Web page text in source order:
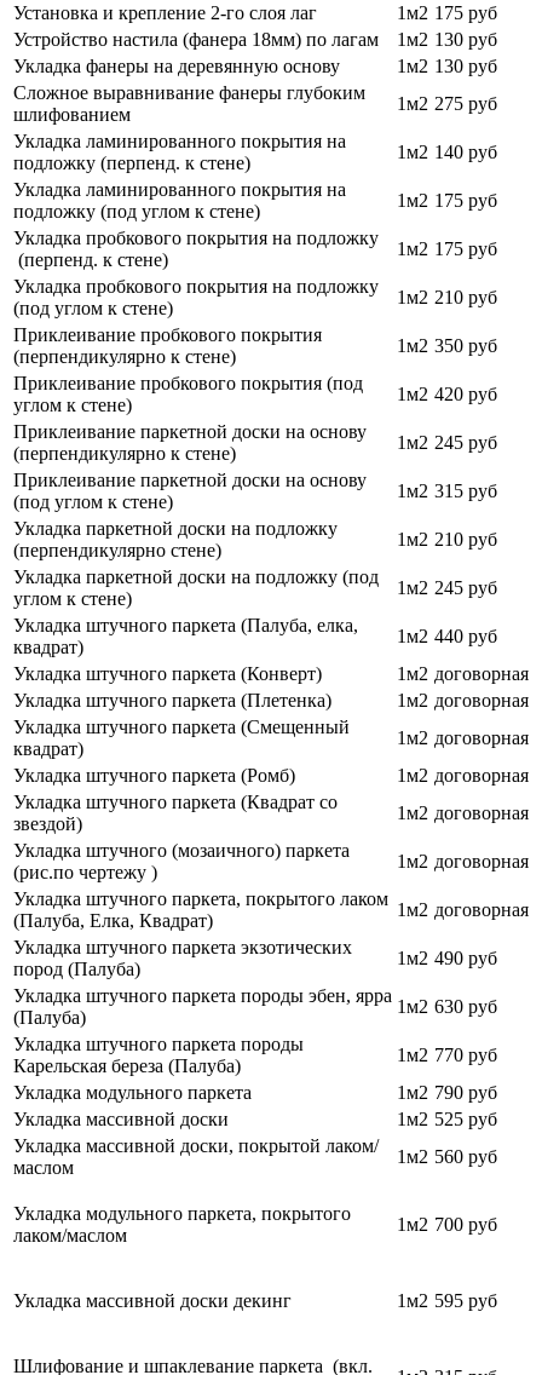
Установка и крепление 2-го слоя лаг
1м2 175 руб
Устройство настила (фанера 18мм) по лагам
1м2 130 руб
Укладка фанеры на деревянную основу
1м2 130 руб
Сложное выравнивание фанеры глубоким
шлифованием
1м2 275 руб
Укладка ламинированного покрытия на
подложку (перпенд. к стене)
1м2 140 руб
Укладка ламинированного покрытия на
подложку (под углом к стене)
1м2 175 руб
Укладка пробкового покрытия на подложку
(перпенд. к стене)
1м2 175 руб
Укладка пробкового покрытия на подложку
(под углом к стене)
1м2 210 руб
Приклеивание пробкового покрытия
(перпендикулярно к стене)
1м2 350 руб
Приклеивание пробкового покрытия (под
углом к стене)
1м2 420 руб
Приклеивание паркетной доски на основу
(перпендикулярно к стене)
1м2 245 руб
Приклеивание паркетной доски на основу
(под углом к стене)
1м2 315 руб
Укладка паркетной доски на подложку
(перпендикулярно стене)
1м2 210 руб
Укладка паркетной доски на подложку (под
углом к стене)
1м2 245 руб
Укладка штучного паркета (Палуба, елка,
квадрат)
1м2 440 руб
Укладка штучного паркета (Конверт)
1м2 договорная
Укладка штучного паркета (Плетенка)
1м2 договорная
Укладка штучного паркета (Смещенный
квадрат)
1м2 договорная
Укладка штучного паркета (Ромб)
1м2 договорная
Укладка штучного паркета (Квадрат со
звездой)
1м2 договорная
Укладка штучного (мозаичного) паркета
(рис.по чертежу )
1м2 договорная
Укладка штучного паркета, покрытого лаком
(Палуба, Елка, Квадрат)
1м2 договорная
Укладка штучного паркета экзотических
пород (Палуба)
1м2 490 руб
Укладка штучного паркета породы эбен, ярра
(Палуба)
1м2 630 руб
Укладка штучного паркета породы
Карельская береза (Палуба)
1м2 770 руб
Укладка модульного паркета
1м2 790 руб
Укладка массивной доски
1м2 525 руб
Укладка массивной доски, покрытой лаком/
маслом
1м2 560 руб
Укладка модульного паркета, покрытого
лаком/маслом
1м2 700 руб
Укладка массивной доски декинг 1м2 595 руб
Шлифование и шпаклевание паркета (вкл.